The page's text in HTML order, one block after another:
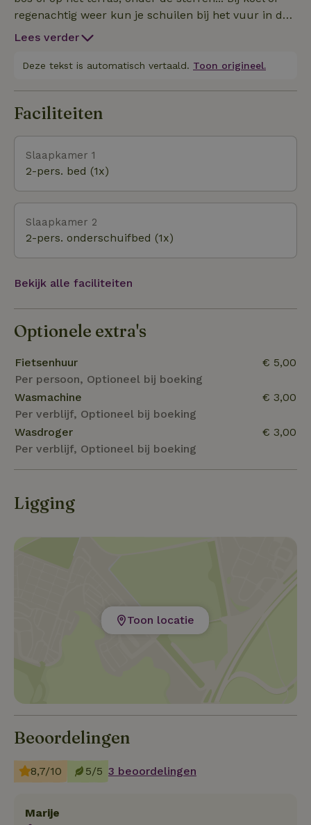
regenachtig weer kun je schuilen bij het vuur in de
voormalige kapittelzaal van de priorij, nu onze
flora en fauna observeren terwijl je over de paden
nemen die kriskras door de omgeving lopen tussen
van hun ouders!) zullen een geweldige tijd hebben
met onze zachtaardige en aanhankelijke ezels Dom
ochtend eieren rapen van onze vier kippen...
Lees verder
Deze tekst is automatisch vertaald. Toon origineel.
Faciliteiten
Slaapkamer 1
2-pers. bed (1x)
Slaapkamer 2
2-pers. onderschuifbed (1x)
Bekijk alle faciliteiten
Optionele extra's
Fietsenhuur
Per persoon, Optioneel bij boeking
€ 5,00
Wasmachine
Per verblijf, Optioneel bij boeking
€ 3,00
Wasdroger
Per verblijf, Optioneel bij boeking
€ 3,00
Ligging
Toon locatie
Beoordelingen
8,7/10 5/5 3 beoordelingen
Marije